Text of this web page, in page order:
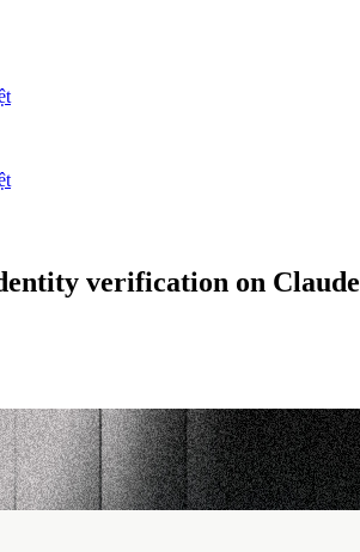
verification on Claude